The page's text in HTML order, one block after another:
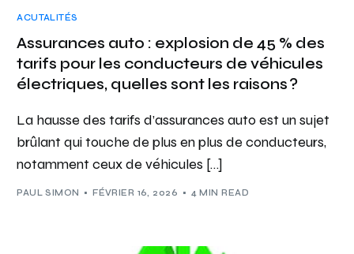
ACUTALITÉS
Assurances auto : explosion de 45 % des
tarifs pour les conducteurs de véhicules
électriques, quelles sont les raisons ?
La hausse des tarifs d’assurances auto est un sujet
brûlant qui touche de plus en plus de conducteurs,
notamment ceux de véhicules […]
PAUL SIMON FÉVRIER 16, 2026 4 MIN READ